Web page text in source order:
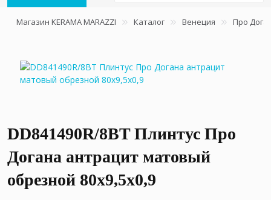
Магазин KERAMA MARAZZI Каталог Венеция Про
DD841490R/8BT Плинтус Про
Догана антрацит матовый
обрезной 80x9,5x0,9